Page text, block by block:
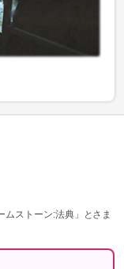
ストーン:法典」とさま